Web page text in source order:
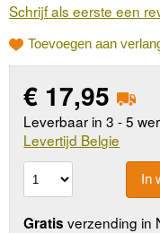
Schrijf als eerste een
Toevoegen aan
€ 17,95
Leverbaar in 3 - 5
Levertijd Belgie
In
Gratis verzending in